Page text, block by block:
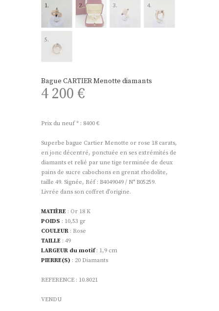
Bague CARTIER Menotte diamants
4 200 €
Prix du neuf * : 8400 €
Superbe bague Cartier Menotte or rose 18 carats,
en jonc décentré, ponctuée en ses extrémités de
diamants et relié par une tige terminée de deux
pains de sucre cabochons en grenat rhodolite,
taille 49. Signée, Réf : B4049049 / N° B05259.
Livrée dans son coffret d’origine.
MATIÈRE : Or 18 K
POIDS : 10,53 gr
COULEUR : Rose
TAILLE : 49
LARGEUR du motif: 1,9 cm
PIERRE(S) : 20 Diamants
REFERENCE : 10.8021
VENDU